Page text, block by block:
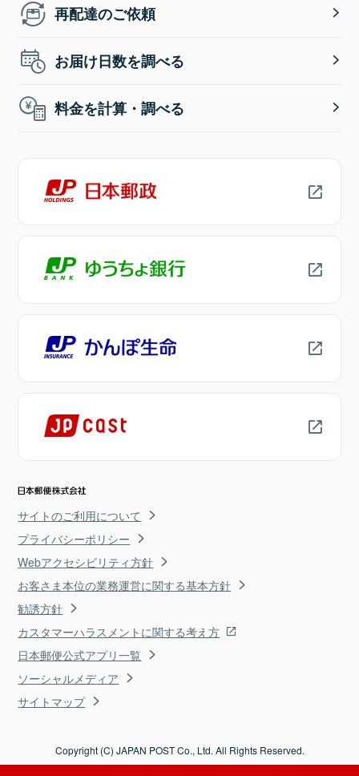
再配達のご依頼
お届け日数を調べる
料金を計算・調べる
サイトのご利用について
プライバシーポリシー
Webアクセシビリティ方針
お客さま本位の業務運営に関する基本方針
勧誘方針
カスタマーハラスメントに関する考え方
日本郵便公式アプリ一覧
ソーシャルメディア
サイトマップ
Copyright (C) JAPAN POST Co., Ltd. All Rights Reserved.